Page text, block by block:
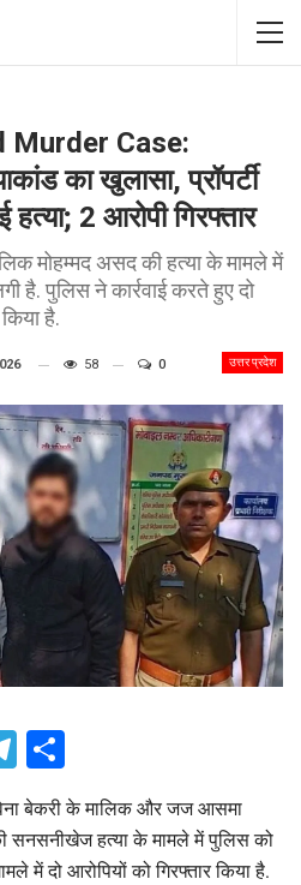
Murder Case:
का खुलासा, प्रॉपर्टी
हत्या; 2 आरोपी गिरफ्तार
मोहम्मद असद की हत्या के मामले में
है. पुलिस ने कार्रवाई करते हुए दो
है.
उत्तर प्रदेश
58 0
Telegram
बेकरी के मालिक और जज आसमा
सनसनीखेज हत्या के मामले में पुलिस को
में दो आरोपियों को गिरफ्तार किया है.